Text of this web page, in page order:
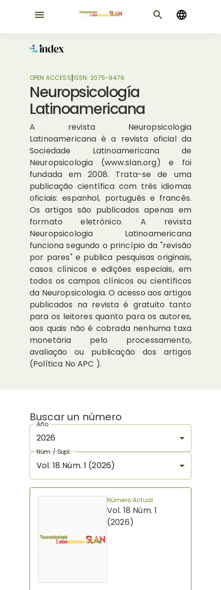
OPEN ACCESS|ISSN: 2075-9479
Neuropsicología
Latinoamericana
A revista Neuropsicologia
Latinoamericana é a revista oficial da
Sociedade Latinoamericana de
Neuropsicologia (www.slan.org) e foi
fundada em 2008. Trata-se de uma
publicação científica com três idiomas
oficiais: espanhol, português e francês.
Os artigos são publicados apenas em
formato eletrônico. A revista
Neuropsicologia Latinoamericana
funciona segundo o princípio da "revisão
por pares" e publica pesquisas originais,
casos clínicos e edições especiais, em
todos os campos clínicos ou científicos
da Neuropsicologia. O acesso aos artigos
publicados na revista é gratuito tanto
para os leitores quanto para os autores,
aos quais não é cobrada nenhuma taxa
monetária pelo processamento,
avaliação ou publicação dos artigos
(Política No APC ).
Buscar un número
Año
2026
Núm. / Supl.
Vol. 18 Núm. 1 (2026)
Número Actual
Vol. 18 Núm. 1
(2026)